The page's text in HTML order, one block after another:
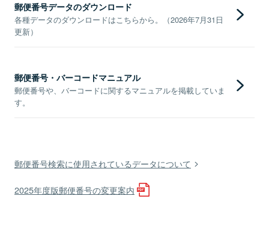
郵便番号データのダウンロード
各種データのダウンロードはこちらから。（2026年7月31日
更新）
郵便番号・バーコードマニュアル
郵便番号や、バーコードに関するマニュアルを掲載していま
す。
郵便番号検索に使用されているデータについて
2025年度版郵便番号の変更案内